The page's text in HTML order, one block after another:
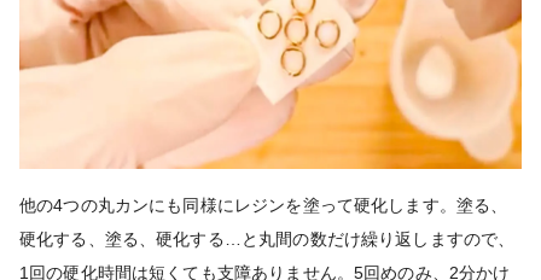
他の4つの丸カンにも同様にレジンを塗って硬化します。塗る、
硬化する、塗る、硬化する…と丸間の数だけ繰り返しますので、
1回の硬化時間は短くても支障ありません。5回めのみ、2分かけ